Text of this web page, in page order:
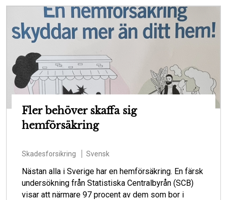
Fler behöver skaffa sig
hemförsäkring
Skadesforsikring Svensk
Nästan alla i Sverige har en hemförsäkring. En färsk
undersökning från Statistiska Centralbyrån (SCB)
visar att närmare 97 procent av dem som bor i